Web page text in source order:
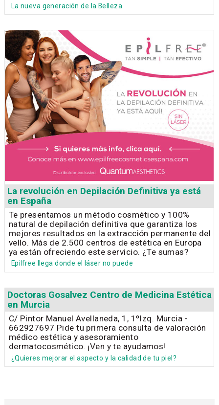
La nueva generación de la Belleza
La revolución en Depilación Definitiva ya está
en España
Te presentamos un método cosmético y 100%
natural de depilación definitiva que garantiza los
mejores resultados en la extracción permanente del
vello. Más de 2.500 centros de estética en Europa
ya están ofreciendo este servicio. ¿Te sumas?
Epilfree llega donde el láser no puede
Doctoras Gosalvez Centro de Medicina Estética
en Murcia
C/ Pintor Manuel Avellaneda, 1, 1ºIzq. Murcia -
662927697 Pide tu primera consulta de valoración
médico estética y asesoramiento
dermatocosmético. ¡Ven y te ayudamos!
¿Quieres mejorar el aspecto y la calidad de tu piel?